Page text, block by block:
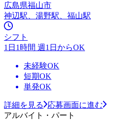
広島県福山市
神辺駅、湯野駅、福山駅
シフト
1日1時間 週1日からOK
未経験OK
短期OK
単発OK
詳細を見る
応募画面に進む
アルバイト・パート